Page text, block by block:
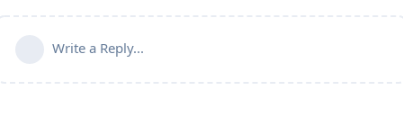
Write a Reply...